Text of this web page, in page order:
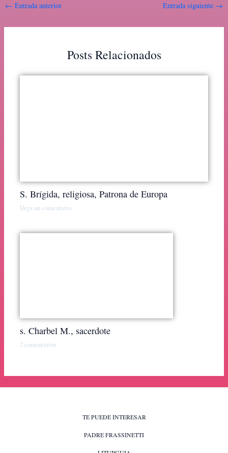
← Entrada anterior Entrada siguiente →
Posts Relacionados
S. Brígida, religiosa, Patrona de Europa
Deja un comentario
s. Charbel M., sacerdote
2 comentarios
TE PUEDE INTERESAR
PADRE FRASSINETTI